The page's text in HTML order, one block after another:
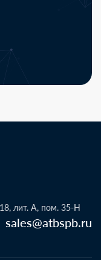
лит. А, пом. 35-Н
sales@atbspb.ru